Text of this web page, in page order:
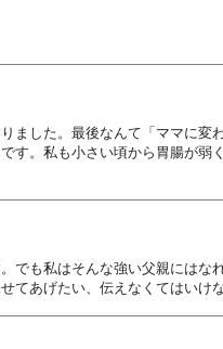
ました。最後なんて「ママに変
す。私も小さい頃から胃腸が弱
でも私はそんな強い父親にはな
あげたい、伝えなくてはいけ